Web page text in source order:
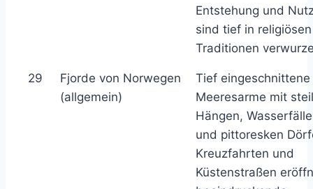
Entstehung und
sind tief in religiösen
Traditionen
29
Fjorde von Norwegen
(allgemein)
Tief eingeschnittene
Meeresarme mit
Hängen,
und pittoresken
Kreuzfahrten und
Küstenstraßen